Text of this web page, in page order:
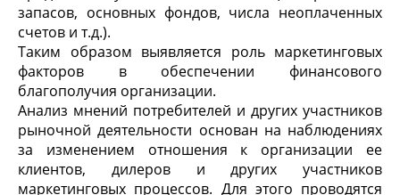
запасов, основных фондов, числа неоплаченных
счетов и т.д.).
Таким образом выявляется роль маркетинговых
факторов в обеспечении финансового
благополучия организации.
Анализ мнений потребителей и других участников
рыночной деятельности основан на наблюдениях
за изменением отношения к организации ее
клиентов, дилеров и других участников
маркетинговых процессов. Для этого проводятся